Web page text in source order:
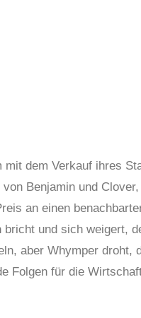
dem Verkauf ihres
Benjamin und
an einen
und sich weigert,
aber Whymper droht,
Folgen für die